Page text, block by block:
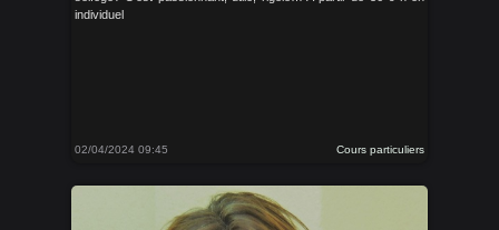
individuel
02/04/2024 09:45 Cours particuliers